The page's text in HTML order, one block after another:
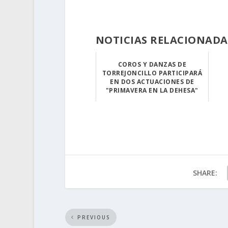
NOTICIAS
COROS Y DANZAS DE
TORREJONCILLO PARTICIPARÁ
EN DOS ACTUACIONES DE
"PRIMAVERA EN LA DEHESA"
SHARE:
PREVIOUS